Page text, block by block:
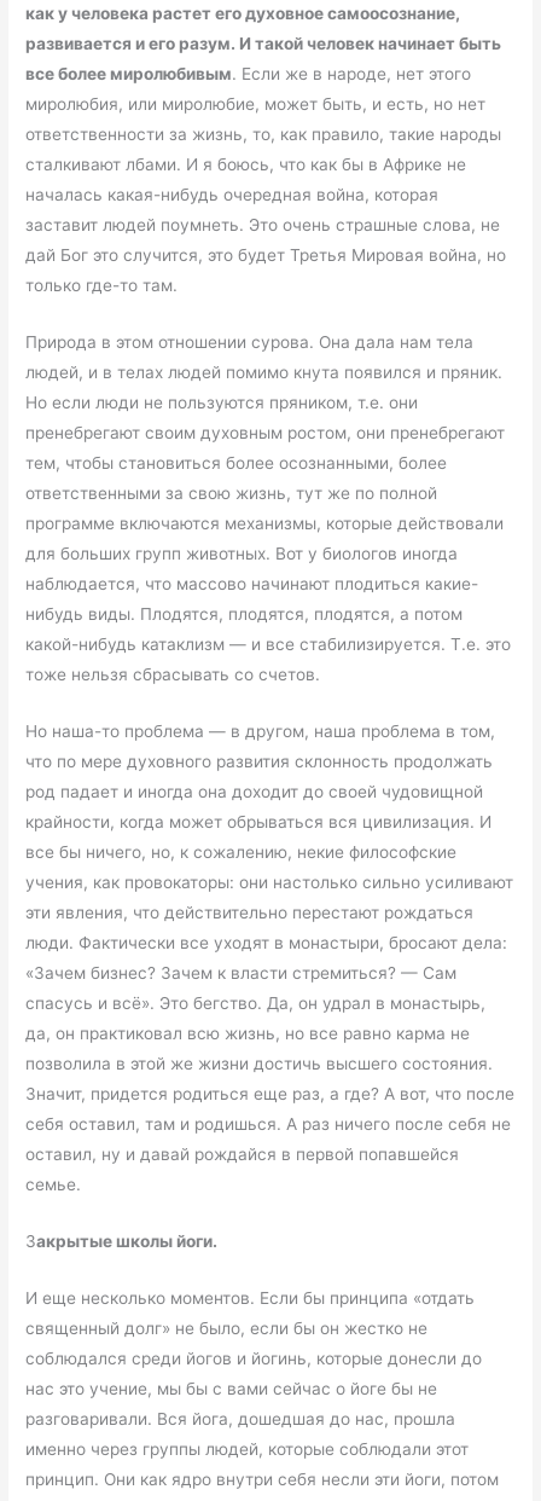
как у человека растет его духовное самоосознание,
развивается и его разум. И такой человек начинает быть
все более миролюбивым. Если же в народе, нет этого
миролюбия, или миролюбие, может быть, и есть, но нет
ответственности за жизнь, то, как правило, такие народы
сталкивают лбами. И я боюсь, что как бы в Африке не
началась какая-нибудь очередная война, которая
заставит людей поумнеть. Это очень страшные слова, не
дай Бог это случится, это будет Третья Мировая война, но
только где-то там.
Природа в этом отношении сурова. Она дала нам тела
людей, и в телах людей помимо кнута появился и пряник.
Но если люди не пользуются пряником, т.е. они
пренебрегают своим духовным ростом, они пренебрегают
тем, чтобы становиться более осознанными, более
ответственными за свою жизнь, тут же по полной
программе включаются механизмы, которые действовали
для больших групп животных. Вот у биологов иногда
наблюдается, что массово начинают плодиться какие-
нибудь виды. Плодятся, плодятся, плодятся, а потом
какой-нибудь катаклизм — и все стабилизируется. Т.е. это
тоже нельзя сбрасывать со счетов.
Но наша-то проблема — в другом, наша проблема в том,
что по мере духовного развития склонность продолжать
род падает и иногда она доходит до своей чудовищной
крайности, когда может обрываться вся цивилизация. И
все бы ничего, но, к сожалению, некие философские
учения, как провокаторы: они настолько сильно усиливают
эти явления, что действительно перестают рождаться
люди. Фактически все уходят в монастыри, бросают дела:
«Зачем бизнес? Зачем к власти стремиться? — Сам
спасусь и всё». Это бегство. Да, он удрал в монастырь,
да, он практиковал всю жизнь, но все равно карма не
позволила в этой же жизни достичь высшего состояния.
Значит, придется родиться еще раз, а где? А вот, что после
себя оставил, там и родишься. А раз ничего после себя не
оставил, ну и давай рождайся в первой попавшейся
семье.
Закрытые школы йоги.
И еще несколько моментов. Если бы принципа «отдать
священный долг» не было, если бы он жестко не
соблюдался среди йогов и йогинь, которые донесли до
нас это учение, мы бы с вами сейчас о йоге бы не
разговаривали. Вся йога, дошедшая до нас, прошла
именно через группы людей, которые соблюдали этот
принцип. Они как ядро внутри себя несли эти йоги, потом